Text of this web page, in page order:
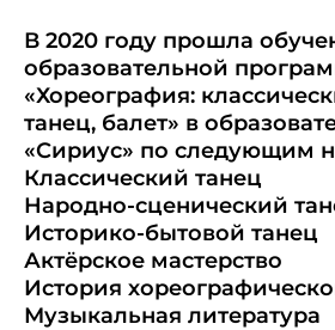
В 2020 году прошла
образовательной
«Хореография:
танец, балет» в
«Сириус» по следующим
Классический танец
Народно-сценический
Историко-бытовой танец
Актёрское мастерство
История
Музыкальная литература